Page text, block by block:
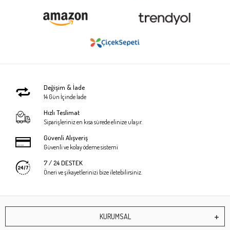
Değişim & İade
14 Gün İçinde İade
Hızlı Teslimat
Siparişleriniz en kısa sürede elinize ulaşır.
Güvenli Alışveriş
Güvenli ve kolay ödeme sistemi
7 / 24 DESTEK
Öneri ve şikayetlerinizi bize iletebilirsiniz.
KURUMSAL